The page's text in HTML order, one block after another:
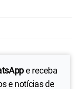
e receba
e notícias de